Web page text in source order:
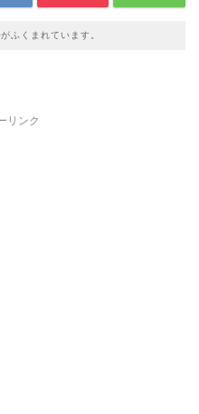
ふくまれています。
リンク